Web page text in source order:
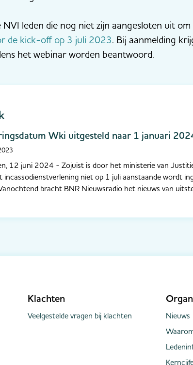
NVI leden die nog niet zijn aangesloten uit
de kick-off op 3 juli 2023. Bij aanmelding
het webinar worden beantwoord.
Wki uitgesteld naar 1 januari
12 juni 2024 - Zojuist is door het ministerie van
incassodienstverlening niet op 1 juli aanstaande wordt
bracht BNR Nieuwsradio het nieuws van
Klachten
Veelgestelde vragen bij klachten
Nieuws